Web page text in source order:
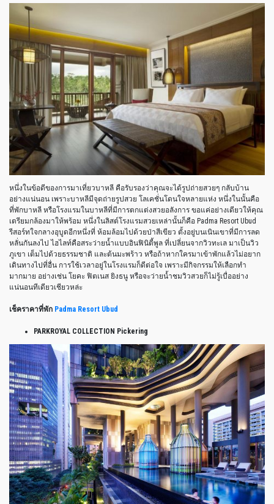
หนึ่งในข้อดีของการมาเที่ยวบาหลี คือรับรองว่าคุณจะได้รูปถ่ายสวยๆ กลับบ้าน
อย่างแน่นอน เพราะบาหลีมีจุดถ่ายรูปสวย โลเคชั่นโดนใจหลายแห่ง หนึ่งในนั้นคือ
ที่พักบาหลี หรือโรงแรมในบาหลีที่มีการตกแต่งสวยอลังการ ขอแค่อย่างเดียวให้คุณ
เตรียมกล้องมาให้พร้อม หนึ่งในลิสต์โรงแรมสวยเหล่านั้นก็คือ Padma Resort Ubud
รีสอร์ทใจกลางอุบูดอีกหนึ่งที่ ห้อมล้อมไปด้วยป่าสีเขียว ตั้งอยู่บนเนินเขาที่มีการลด
หลั่นกันลงไป ไฮไลท์คือสระว่ายน้ำแบบอินฟินิตี้พูล ที่เปลี่ยนจากวิวทะเล มาเป็นวิว
ภูเขา เต็มไปด้วยธรรมชาติ และต้นมะพร้าว หรือถ้าหากใครมาเข้าพักแล้วไม่อยาก
เดินทางไปที่อื่น การใช้เวลาอยู่ในโรงแรมก็ดีต่อใจ เพราะมีกิจกรรมให้เลือกทำ
มากมาย อย่างเช่น โยคะ ฟิตเนส ยิงธนู หรือจะว่ายน้ำชมวิวสวยก็ไม่รู้เบื่ออย่าง
แน่นอนทีเดียวเชียวหล่ะ
เช็คราคาที่พัก Padma Resort Ubud
PARKROYAL COLLECTION Pickering